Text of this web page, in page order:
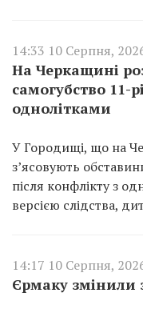
14:33 10 Серпня,
На Черкащині
самогубство 11-
однолітками
У Городищі, що на
з’ясовують
після конфлікту з
версією слідства,
14:17 10 Серпня,
Єрмаку змінили